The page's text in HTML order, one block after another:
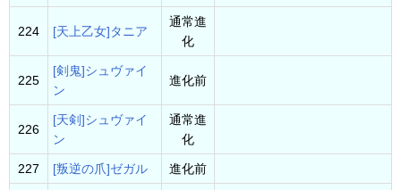
224 [天上乙女]タニア
通常進
化
225
[剣鬼]シュヴァイ
ン
進化前
226
[天剣]シュヴァイ
ン
通常進
化
227 [叛逆の爪]ゼガル 進化前